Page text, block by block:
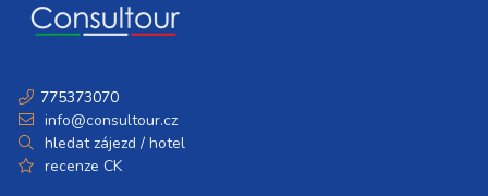
775373070
info@consultour.cz
hledat zájezd / hotel
recenze CK